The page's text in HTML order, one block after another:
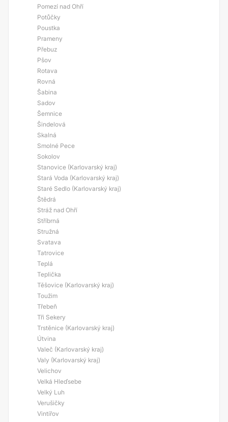
Pomezí nad Ohří
Potůčky
Poustka
Prameny
Přebuz
Pšov
Rotava
Rovná
Šabina
Sadov
Šemnice
Šindelová
Skalná
Smolné Pece
Sokolov
Stanovice (Karlovarský kraj)
Stará Voda (Karlovarský kraj)
Staré Sedlo (Karlovarský kraj)
Štědrá
Stráž nad Ohří
Stříbrná
Stružná
Svatava
Tatrovice
Teplá
Teplička
Těšovice (Karlovarský kraj)
Toužim
Třebeň
Tři Sekery
Trstěnice (Karlovarský kraj)
Útvina
Valeč (Karlovarský kraj)
Valy (Karlovarský kraj)
Velichov
Velká Hleďsebe
Velký Luh
Verušičky
Vintířov